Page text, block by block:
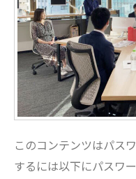
このコンテンツはパス
するには以下にパスワ